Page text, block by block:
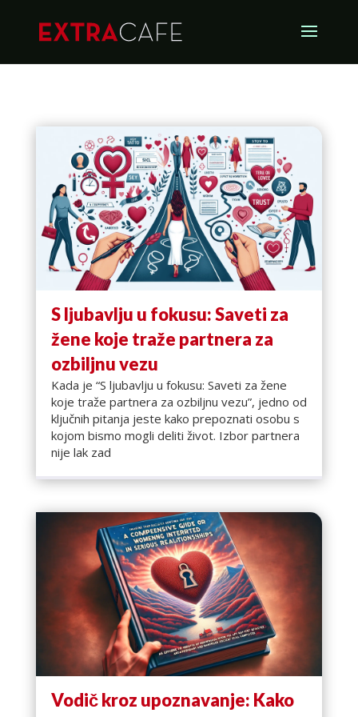
S ljubavlju u fokusu: Saveti za
žene koje traže partnera za
ozbiljnu vezu
Kada je “S ljubavlju u fokusu: Saveti za žene
koje traže partnera za ozbiljnu vezu”, jedno od
ključnih pitanja jeste kako prepoznati osobu s
kojom bismo mogli deliti život. Izbor partnera
nije lak zad
Vodič kroz upoznavanje: Kako